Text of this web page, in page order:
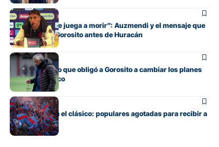
Fútbol
“Cada pelota se juega a morir”: Auzmendi y el mensaje que
transmitió de Gorosito antes de Huracán
Fútbol
El contratiempo que obligó a Gorosito a cambiar los planes
antes del clásico
Fútbol
Boedo ya juega el clásico: populares agotadas para recibir a
Huracán